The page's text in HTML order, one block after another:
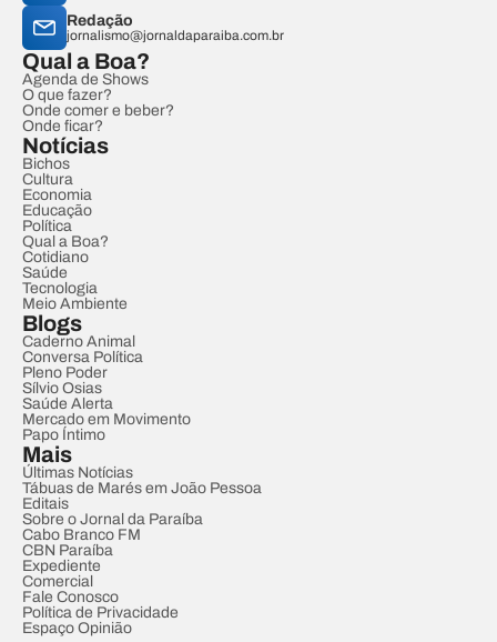
Redação
jornalismo@jornaldaparaiba.com.br
Qual a Boa?
Agenda de Shows
O que fazer?
Onde comer e beber?
Onde ficar?
Notícias
Bichos
Cultura
Economia
Educação
Política
Qual a Boa?
Cotidiano
Saúde
Tecnologia
Meio Ambiente
Blogs
Caderno Animal
Conversa Política
Pleno Poder
Sílvio Osias
Saúde Alerta
Mercado em Movimento
Papo Íntimo
Mais
Últimas Notícias
Tábuas de Marés em João Pessoa
Editais
Sobre o Jornal da Paraíba
Cabo Branco FM
CBN Paraíba
Expediente
Comercial
Fale Conosco
Política de Privacidade
Espaço Opinião